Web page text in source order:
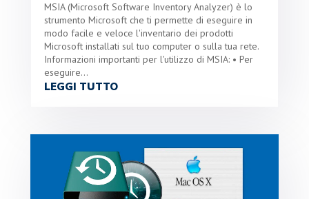
MSIA (Microsoft Software Inventory Analyzer) è lo
strumento Microsoft che ti permette di eseguire in
modo facile e veloce l'inventario dei prodotti
Microsoft installati sul tuo computer o sulla tua rete.
Informazioni importanti per l'utilizzo di MSIA: • Per
eseguire...
LEGGI TUTTO